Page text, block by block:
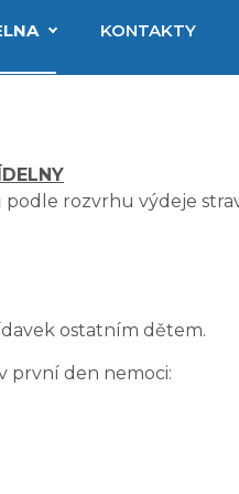
KONTAKTY
rozvrhu výdeje
ostatním dětem.
první den nemoci: